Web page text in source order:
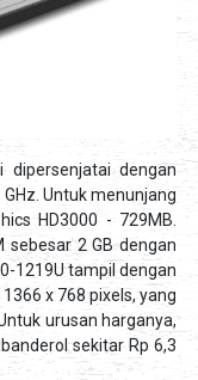
dipersenjatai dengan
Untuk menunjang
HD3000 - 729MB.
sebesar 2 GB dengan
1219U tampil dengan
x 768 pixels, yang
urusan harganya,
sekitar Rp 6,3